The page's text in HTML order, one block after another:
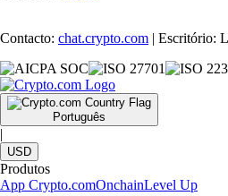
Contacto: chat.crypto.com | Escritório:
Português
|
USD
Produtos
App Crypto.comOnchainLevel Up